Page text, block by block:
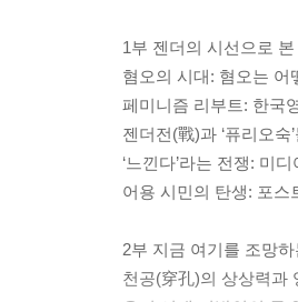
1부 젠더의 시선으로
혐오의 시대: 혐오는 어
페미니즘 리부트: 한국
젠더전(戰)과 ‘퓨리오
‘느낀다’라는 전쟁: 미
어용 시민의 탄생: 포스
2부 지금 여기를 조망
천공(穿孔)의 상상력과